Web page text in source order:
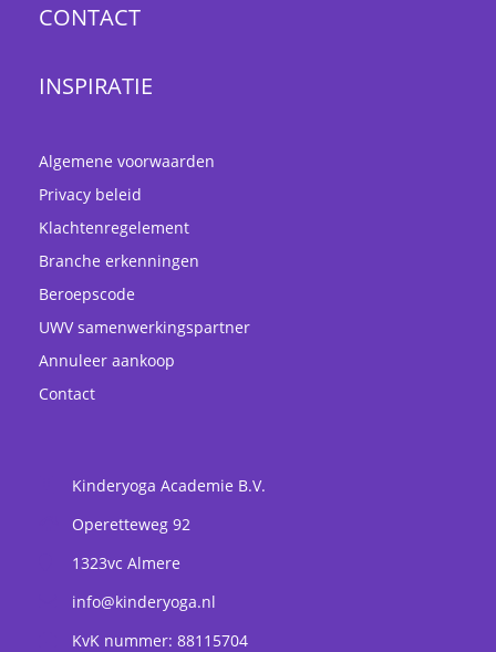
CONTACT
INSPIRATIE
Algemene voorwaarden
Privacy beleid
Klachtenregelement
Branche erkenningen
Beroepscode
UWV samenwerkingspartner
Annuleer aankoop
Contact
Kinderyoga Academie B.V.
Operetteweg 92
1323vc Almere
info@kinderyoga.nl
KvK nummer: 88115704